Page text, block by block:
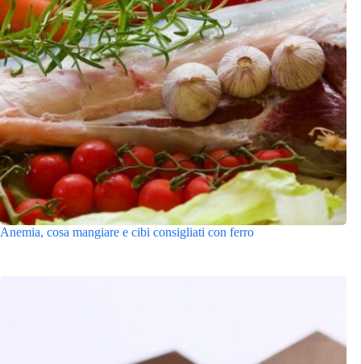
Anemia, cosa mangiare e cibi consigliati con ferro